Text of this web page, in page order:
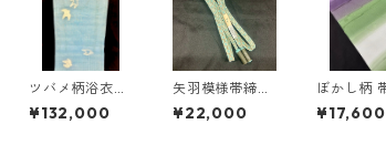
ツバメ柄浴衣
＜藤井絞り＞
YF-11
¥132,000
矢羽模様帯締
め ＜和小物さ
くら＞ SOJ-7
¥22,000
ぼかし柄
げ ＜和小
くら＞
¥17,600